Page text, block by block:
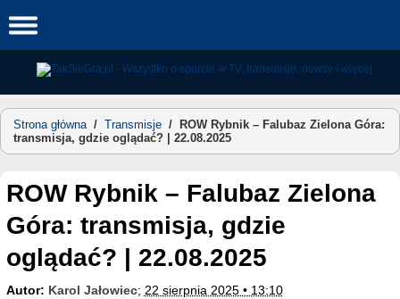
to
Strona główna/ Transmisje /
ROW Rybnik – Falubaz Zielona Góra:
transmisja, gdzie oglądać? | 22.08.2025
ROW Rybnik – Falubaz Zielona
Góra: transmisja, gdzie
oglądać? | 22.08.2025
Autor: Karol Jałowiec; 22 sierpnia 2025 • 13:10